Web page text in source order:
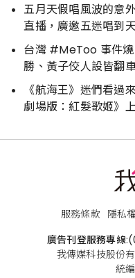
五月天假唱風波的意
直播，廣邀五迷唱到
台灣 #MeToo 事件
勝、黃子佼人設皆翻
藝工作
《航海王》迷們看過
劇場版：紅髮歌姬》
服務條款 隱私
廣告刊登服務專線:
我傳媒科技股份
統